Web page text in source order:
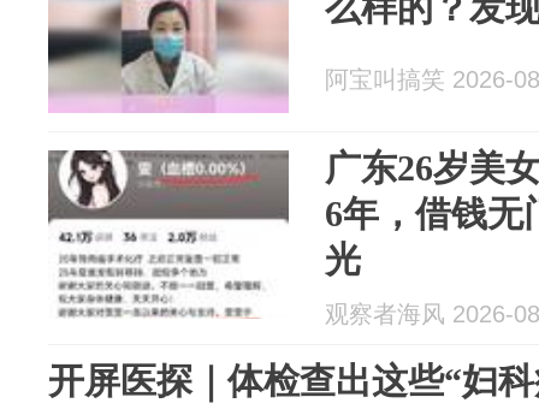
阿宝叫搞笑 2026-
广东26岁美
6年，借钱无
光
观察者海风 2026-
开屏医探｜体检查出这些“妇